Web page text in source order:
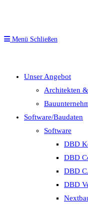
Menü Schließen
Unser Angebot
Architekten
Software/Baudaten
Software
DBD
DBD
DBD
DBD